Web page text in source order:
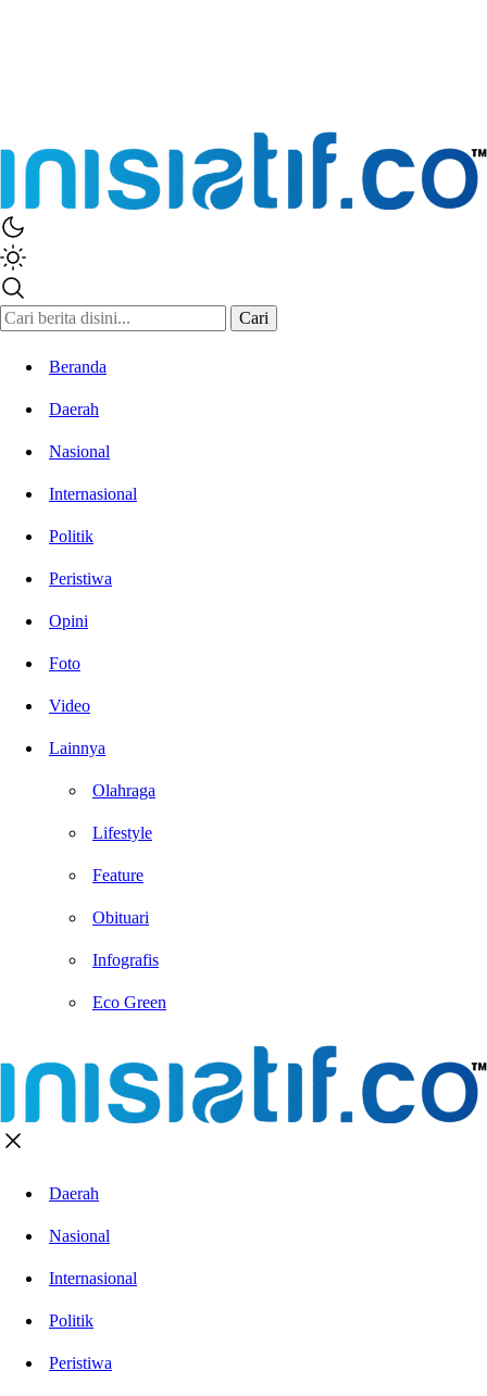
Cari
Beranda
Daerah
Nasional
Internasional
Politik
Peristiwa
Opini
Foto
Video
Lainnya
Olahraga
Lifestyle
Feature
Obituari
Infografis
Eco Green
Daerah
Nasional
Internasional
Politik
Peristiwa